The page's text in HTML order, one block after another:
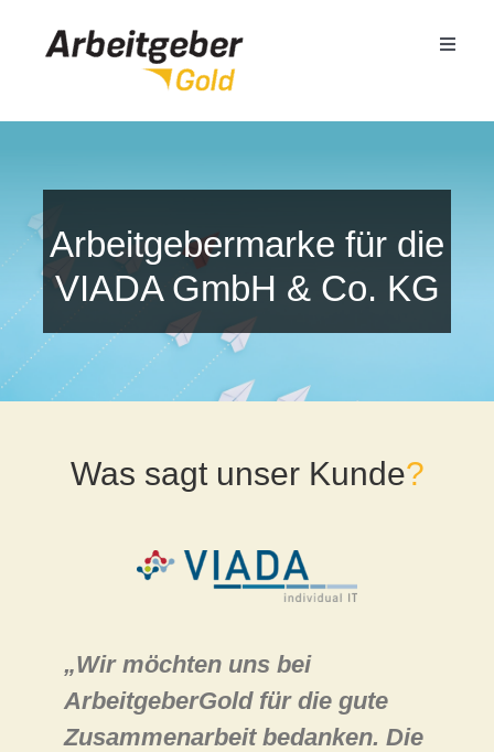
Toggle
Termin buchen
Seminare
Arbeitgebermarke für die
VIADA GmbH & Co. KG
Was sagt unser Kunde?
„Wir möchten uns bei
ArbeitgeberGold für die gute
Zusammenarbeit bedanken. Die